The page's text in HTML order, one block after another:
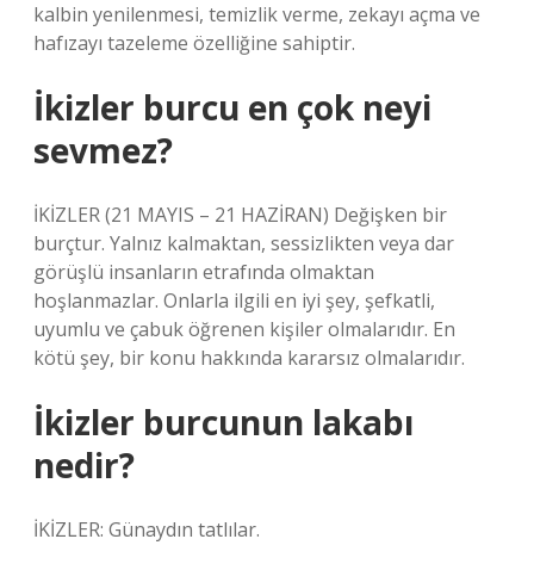
kalbin yenilenmesi, temizlik verme, zekayı açma ve
hafızayı tazeleme özelliğine sahiptir.
İkizler burcu en çok neyi
sevmez?
İKİZLER (21 MAYIS – 21 HAZİRAN) Değişken bir
burçtur. Yalnız kalmaktan, sessizlikten veya dar
görüşlü insanların etrafında olmaktan
hoşlanmazlar. Onlarla ilgili en iyi şey, şefkatli,
uyumlu ve çabuk öğrenen kişiler olmalarıdır. En
kötü şey, bir konu hakkında kararsız olmalarıdır.
İkizler burcunun lakabı
nedir?
İKİZLER: Günaydın tatlılar.